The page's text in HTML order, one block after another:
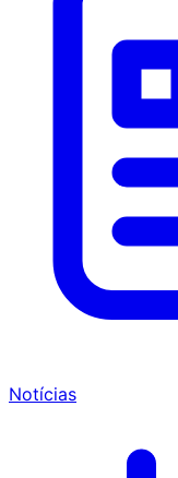
Notícias